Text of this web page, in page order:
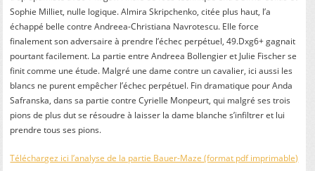
Sophie Milliet, nulle logique. Almira Skripchenko, citée plus haut, l’a
échappé belle contre Andreea-Christiana Navrotescu. Elle force
finalement son adversaire à prendre l’échec perpétuel, 49.Dxg6+ gagnait
pourtant facilement. La partie entre Andreea Bollengier et Julie Fischer se
finit comme une étude. Malgré une dame contre un cavalier, ici aussi les
blancs ne purent empêcher l’échec perpétuel. Fin dramatique pour Anda
Safranska, dans sa partie contre Cyrielle Monpeurt, qui malgré ses trois
pions de plus dut se résoudre à laisser la dame blanche s’infiltrer et lui
prendre tous ses pions.
Téléchargez ici l’analyse de la partie Bauer-Maze (format pdf imprimable)